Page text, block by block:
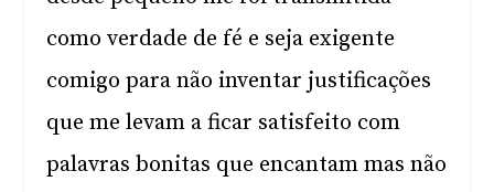
como verdade de fé e seja exigente
comigo para não inventar justificações
que me levam a ficar satisfeito com
palavras bonitas que encantam mas não